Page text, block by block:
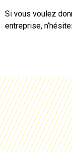
Si vous voulez
entreprise,